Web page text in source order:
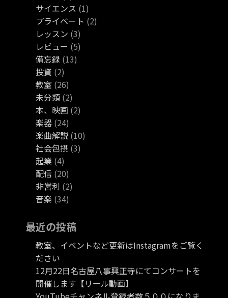
サイエンス (1)
プライベート (2)
レッスン (3)
レビュー (5)
備忘録 (13)
投資 (2)
教室 (26)
未分類 (2)
本、映画 (2)
楽器 (24)
楽曲解説 (10)
社会包摂 (3)
起業 (4)
配信 (20)
非営利 (2)
音楽 (34)
最近の投稿
教室、イベントなど更新はInstagramをご覧く
ださい
12月22日名古屋八事興正寺にてコンサートを
開催します【リール動画】